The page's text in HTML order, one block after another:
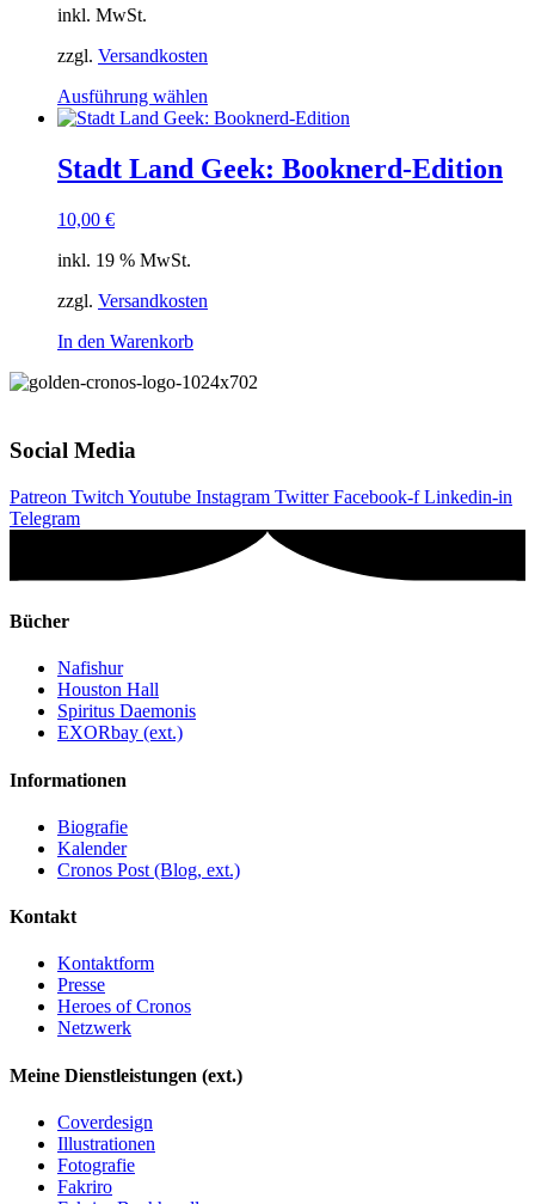
der
gewählt
werden
inkl. MwSt.
zzgl. Versandkosten
Ausführung wählen
Produkt
mehrere
Varianten
der
werden
Stadt Land Geek: Booknerd-Edition
10,00 €
inkl. 19 % MwSt.
zzgl. Versandkosten
In den Warenkorb
Social Media
Patreon Twitch Youtube Instagram Twitter Facebook-f Linkedin-in
Telegram
Bücher
Nafishur
Houston Hall
Spiritus Daemonis
EXORbay (ext.)
Informationen
Biografie
Kalender
Cronos Post (Blog, ext.)
Kontakt
Kontaktform
Presse
Heroes of Cronos
Netzwerk
Meine Dienstleistungen (ext.)
Coverdesign
Illustrationen
Fotografie
Fakriro